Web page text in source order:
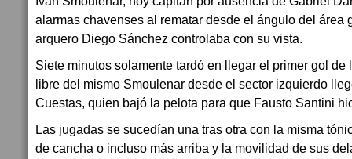
alarmas chavenses al rematar desde el ángulo del área
arquero Diego Sánchez controlaba con su vista.
Siete minutos solamente tardó en llegar el primer gol de
libre del mismo Smoulenar desde el sector izquierdo
Cuestas, quien bajó la pelota para que Fausto Santini
Las jugadas se sucedían una tras otra con la misma
de cancha o incluso más arriba y la movilidad de sus